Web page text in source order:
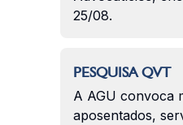
25/08.
PESQUISA QVT
A AGU convoca
aposentados,